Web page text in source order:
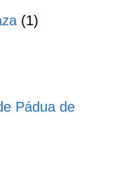
(1)
Pádua de